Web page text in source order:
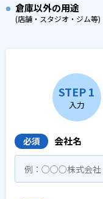
倉庫以外の用途
(店舗・スタジオ・ジム等)
STEP 1
入力
必須 会社名